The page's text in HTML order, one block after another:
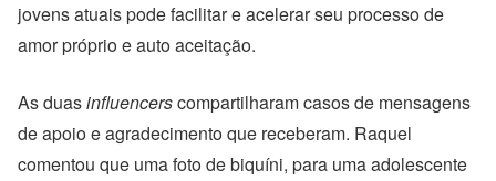
jovens atuais pode facilitar e acelerar seu processo de
amor próprio e auto aceitação.
As duasinfluencerscompartilharam casos de mensagens
de apoio e agradecimento que receberam. Raquel
comentou que uma foto de biquíni, para uma adolescente